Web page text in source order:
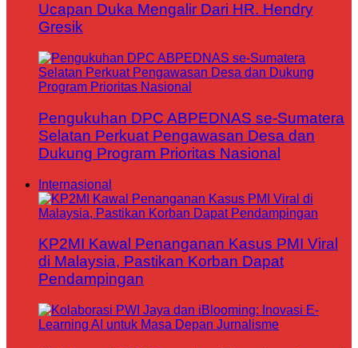
Ucapan Duka Mengalir Dari HR. Hendry
Gresik
Pengukuhan DPC ABPEDNAS se-Sumatera
Selatan Perkuat Pengawasan Desa dan
Dukung Program Prioritas Nasional
Internasional
KP2MI Kawal Penanganan Kasus PMI Viral
di Malaysia, Pastikan Korban Dapat
Pendampingan